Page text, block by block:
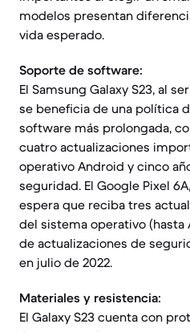
modelos presentan
vida esperado.
Soporte de software:
El Samsung Galaxy S23, al
se beneficia de una política
software más prolongada,
cuatro actualizaciones
operativo Android y cinco
seguridad. El Google Pixel
espera que reciba tres
del sistema operativo (hasta
de actualizaciones de
en julio de 2022.
Materiales y resistencia:
El Galaxy S23 cuenta con